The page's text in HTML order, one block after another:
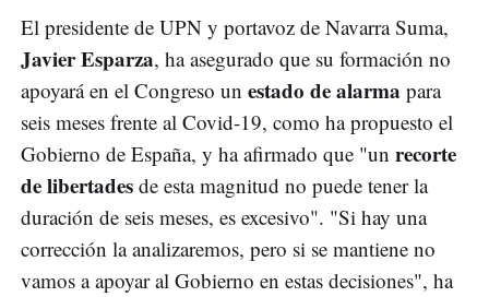
El presidente de UPN y portavoz de Navarra Suma,
Javier Esparza, ha asegurado que su formación no
apoyará en el Congreso un estado de alarma para
seis meses frente al Covid-19, como ha propuesto el
Gobierno de España, y ha afirmado que "un recorte
de libertades de esta magnitud no puede tener la
duración de seis meses, es excesivo". "Si hay una
corrección la analizaremos, pero si se mantiene no
vamos a apoyar al Gobierno en estas decisiones", ha